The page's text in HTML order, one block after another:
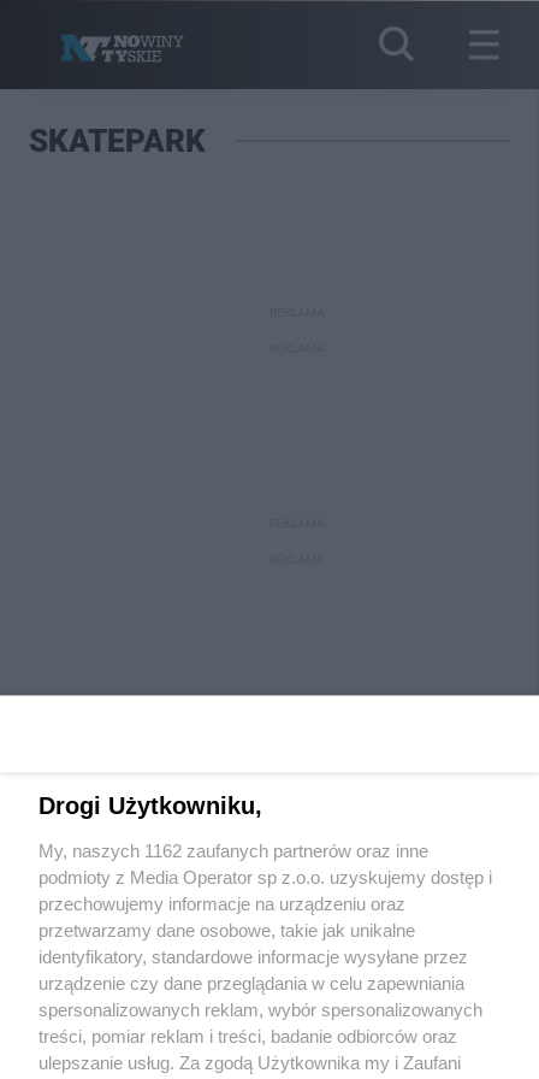
SKATEPARK
Wydawca mediówlokalnych
Nie zapomnij
zapoznać się z:
polityką prywatności regulamin korzystania z portali
Twojemiasto Skontaktuj się z nami
Drogi Użytkowniku,
My, naszych 1162 zaufanych partnerów oraz inne
podmioty z Media Operator sp z.o.o. uzyskujemy dostęp i
przechowujemy informacje na urządzeniu oraz
przetwarzamy dane osobowe, takie jak unikalne
identyfikatory, standardowe informacje wysyłane przez
urządzenie czy dane przeglądania w celu zapewniania
spersonalizowanych reklam, wybór spersonalizowanych
treści, pomiar reklam i treści, badanie odbiorców oraz
ulepszanie usług. Za zgodą Użytkownika my i Zaufani